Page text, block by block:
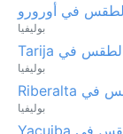
بوليفيا
بوليفيا
بوليفيا